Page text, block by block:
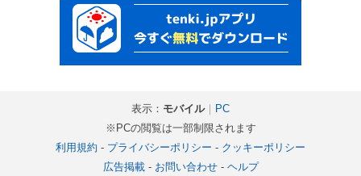
表示： モバイル｜ PC
※PCの閲覧は一部制限されます
利用規約 - プライバシーポリシー - クッキーポリシー
広告掲載- お問い合わせ- ヘルプ